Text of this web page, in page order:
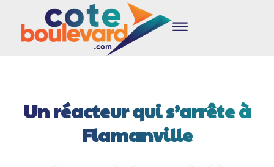
Un réacteur qui s’arrête à
Flamanville